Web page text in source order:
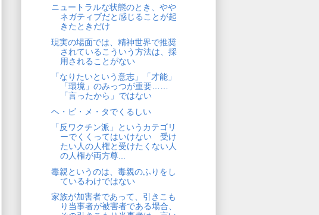
ニュートラルな状態のとき、やや
ネガティブだと感じることが起
きたときだけ
現実の場面では、精神世界で推奨
されているこういう方法は、採
用されることがない
「なりたいという意志」「才能」
「環境」のみっつが重要……
「言ったから」ではない
ヘ・ビ・メ・タでくるしい
「反ワクチン派」というカテゴリ
ーでくくってはいけない 受け
たい人の人権と受けたくない人
の人権が両方尊...
毒親というのは、毒親のふりをし
ているわけではない
家族が加害者であって、引きこも
り当事者が被害者である場合、